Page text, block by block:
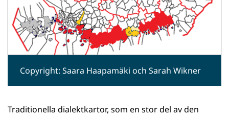
Copyright: Saara Haapamäki och Sarah Wikner
Traditionella dialektkartor, som en stor del av den